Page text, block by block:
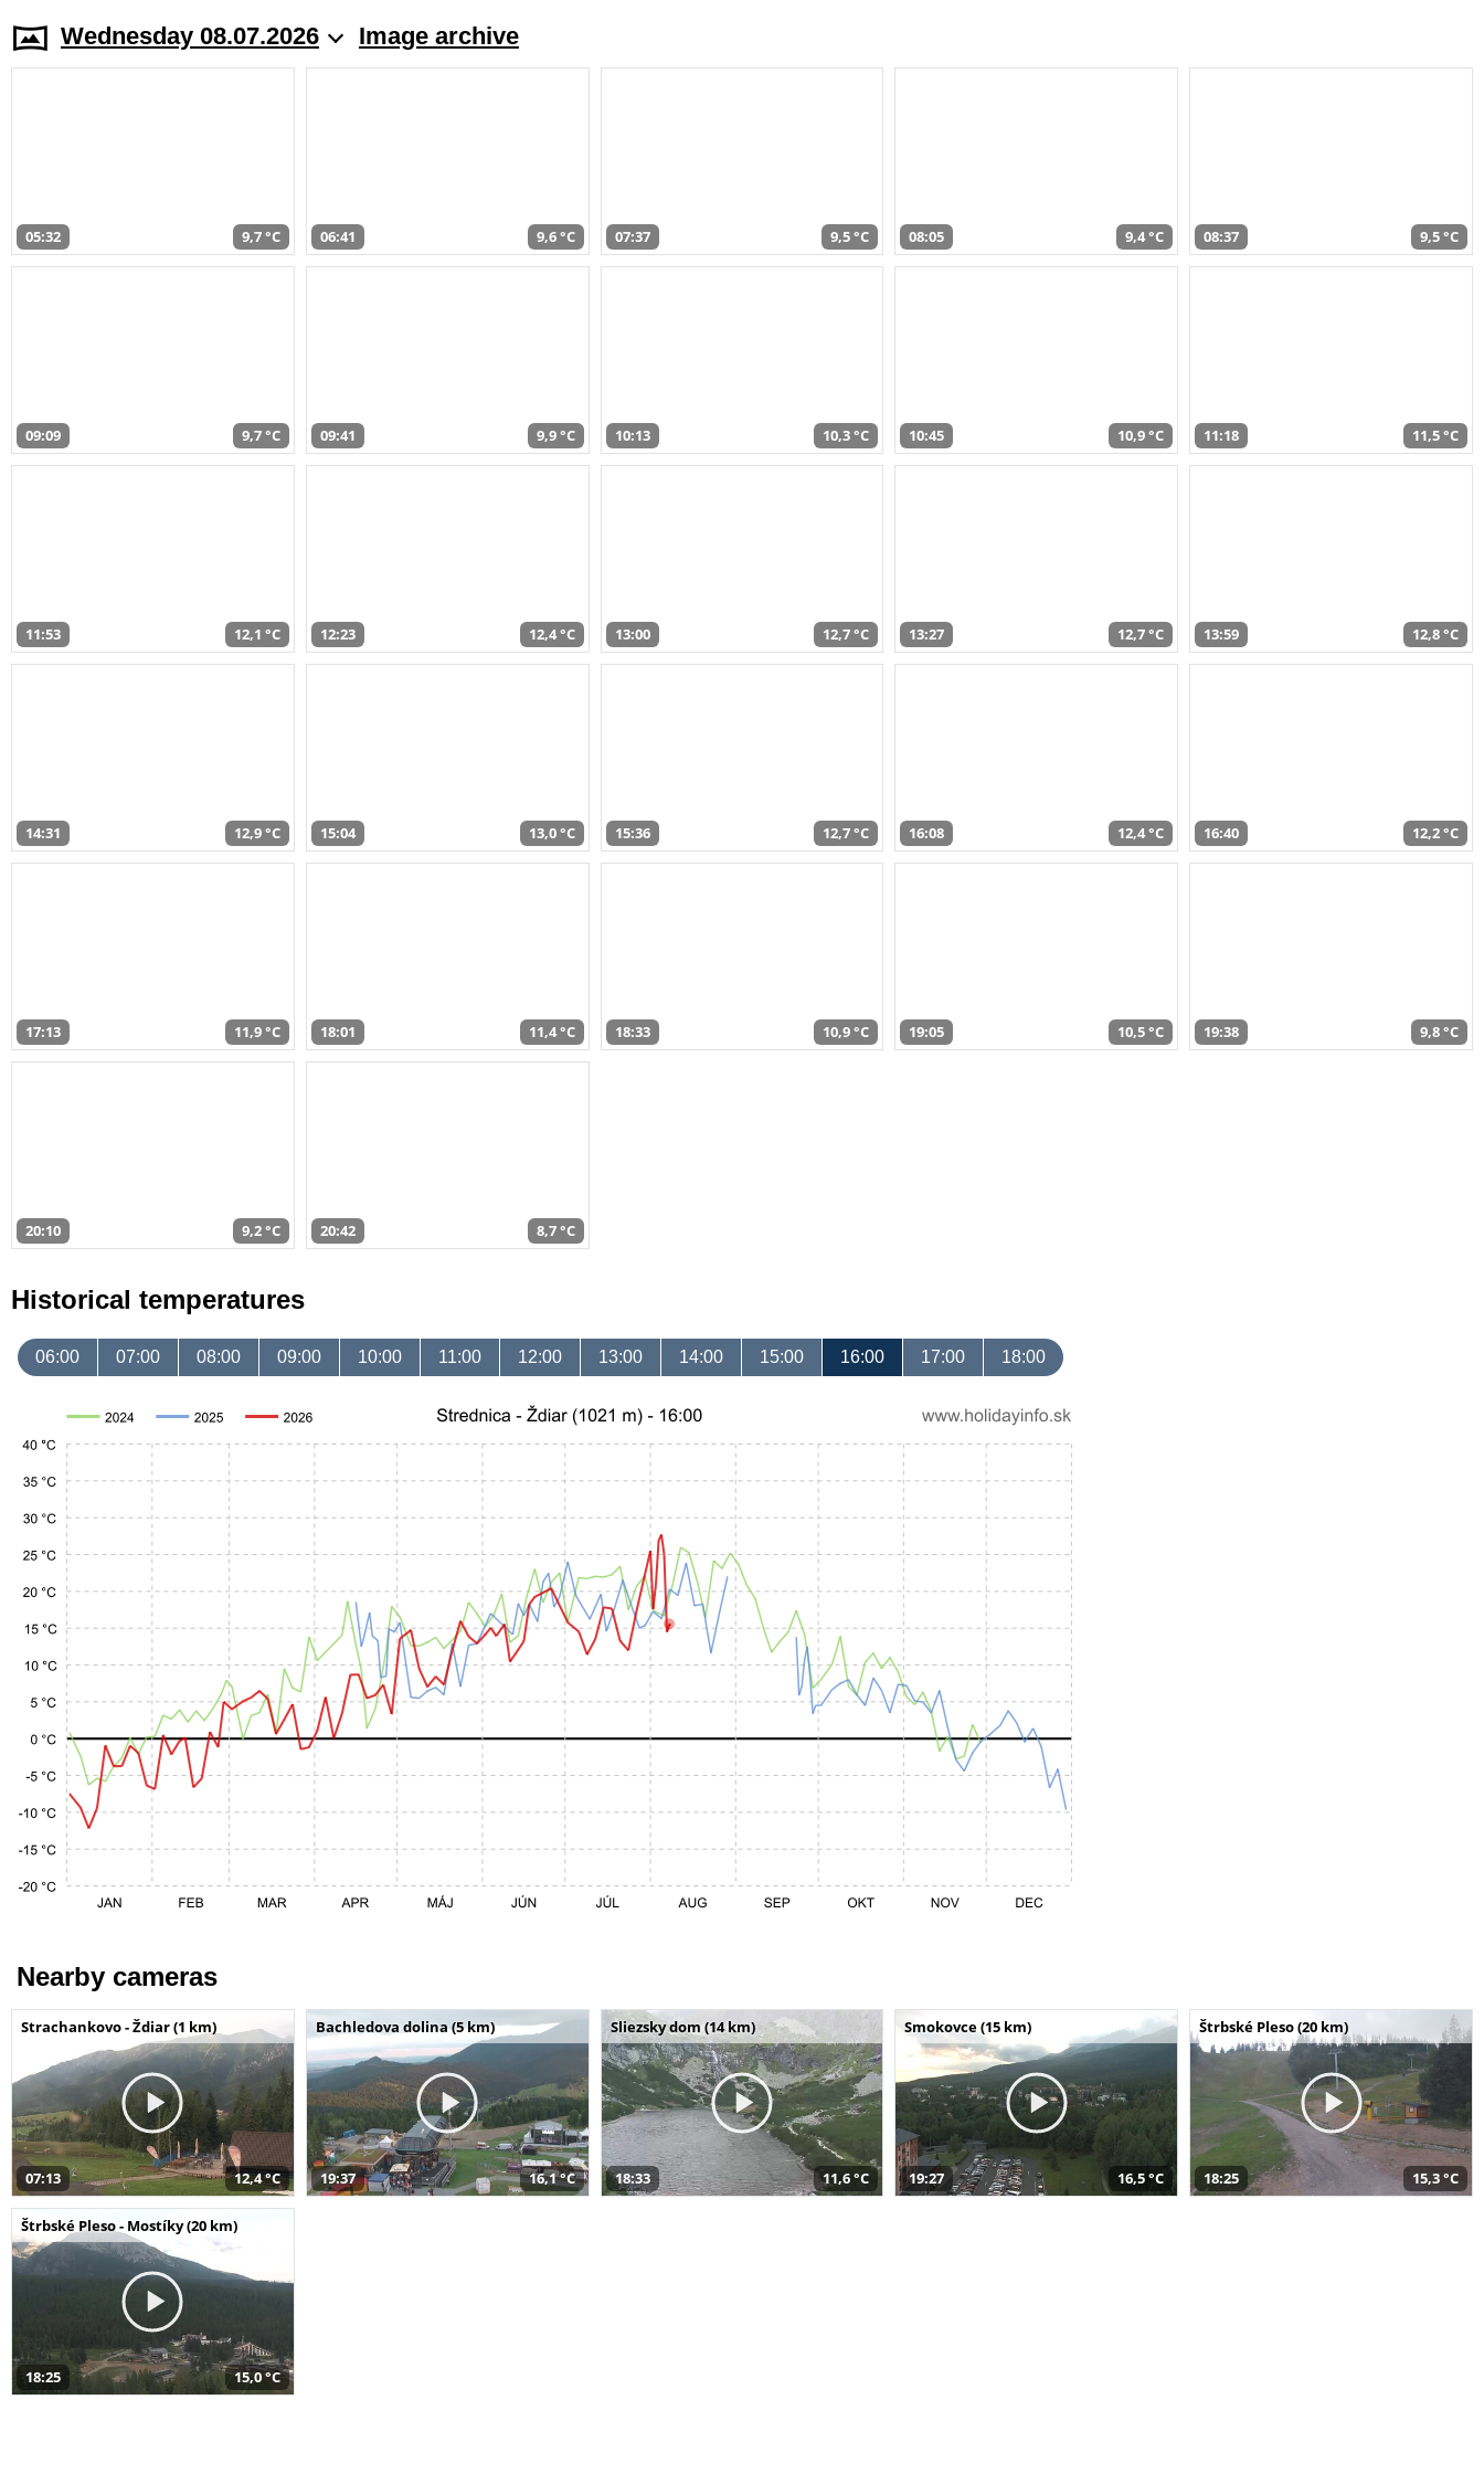
Wednesday 08.07.2026 Image archive
05:32 9,7 °C 06:41 9,6 °C 07:37 9,5 °C 08:05 9,4 °C 08:37 9,5 °C
09:09 9,7 °C 09:41 9,9 °C 10:13 10,3 °C 10:45 10,9 °C 11:18 11,5 °C
11:53 12,1 °C 12:23 12,4 °C 13:00 12,7 °C 13:27 12,7 °C 13:59 12,8 °C
14:31 12,9 °C 15:04 13,0 °C 15:36 12,7 °C 16:08 12,4 °C 16:40 12,2 °C
17:13 11,9 °C 18:01 11,4 °C 18:33 10,9 °C 19:05 10,5 °C 19:38 9,8 °C
20:10 9,2 °C 20:42 8,7 °C
Historical temperatures
06:00 07:00 08:00 09:00 10:00 11:00 12:00 13:00 14:00 15:00 16:00 17:00 18:00
Nearby cameras
Strachankovo - Ždiar (1 km)
07:13 12,4 °C
Bachledova dolina (5 km)
19:37 16,1 °C
Sliezsky dom (14 km)
18:33 11,6 °C
Smokovce (15 km)
19:27 16,5 °C
Štrbské Pleso (20 km)
18:25 15,3 °C
Štrbské Pleso - Mostíky (20 km)
18:25 15,0 °C